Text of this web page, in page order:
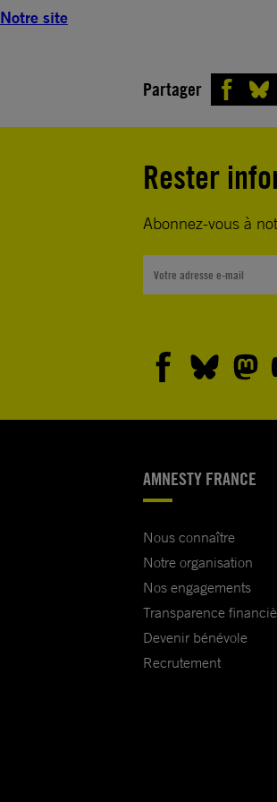
Notre site
Partager
Rester
Abonnez-vous à
AMNESTY FRANCE
Nous connaître
Notre organisation
Nos engagements
Transparence
Devenir bénévole
Recrutement